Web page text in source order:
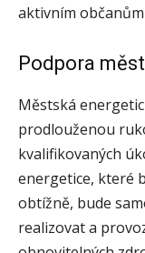
aktivním
Podpora
Městská
prodlouženou
kvalifikovaných
energetice, které
obtížně, bude
realizovat a